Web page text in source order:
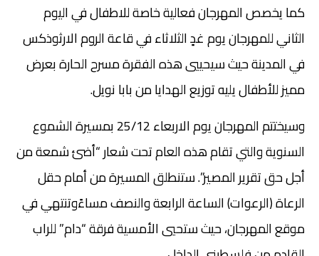
كما يخصص المهرجان فعالية خاصة للاطفال في اليوم
الثاني للمهرجان يوم غدٍ الثلاثاء في قاعة الروم الارثوذكس
في المدينة حيث سيحييي هذه الفقرة مسرح الحارة بعرض
مميز للأطفال يليه توزيع الهدايا من بابا نويل.
وسيختتم المهرجان يوم الاربعاء 25/12 بمسيرة الشموع
السنوية والتي تقام هذه العام تحت شعار “أضئ شمعة من
أجل حق تقرير المصير”. ستنطلق المسيرة من أمام حقل
الرعاة (الرعوات) الساعة الرابعة والنصف مساءًوتنتهي في
موقع المهرجان، حيث ستحيي الأمسية فرقة “دام” للراب